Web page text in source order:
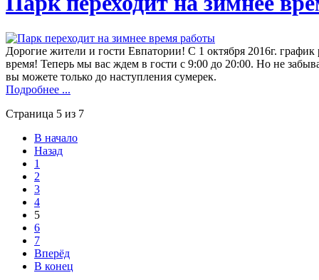
Дорогие жители и гости Евпатории! С 1 октября 2016г.
время! Теперь мы вас ждем в гости с 9:00 до 20:00. Но не
вы можете только до наступления сумерек.
Подробнее ...
Страница 5 из 7
В начало
Назад
1
2
3
4
5
6
7
Вперёд
В конец